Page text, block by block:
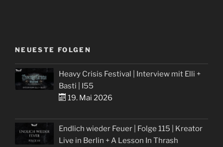
NEUESTE FOLGEN
Heavy Crisis Festival | Interview mit Elli +
Basti | I55
19. Mai 2026
Endlich wieder Feuer | Folge 115 | Kreator
Live in Berlin + A Lesson In Thrash